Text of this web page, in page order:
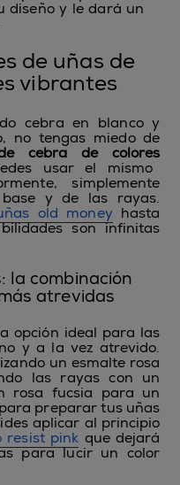
diseño y le dará un
de uñas de
vibrantes
cebra en blanco y
no tengas miedo de
cebra de colores
usar el mismo
simplemente
y de las rayas.
old moneyhasta
son infinitas
la combinación
atrevidas
opción ideal para las
y a la vez atrevido.
un esmalte rosa
las rayas con un
rosa fucsia para un
preparar tus uñas
aplicar al principio
resist pink que dejará
para lucir un color